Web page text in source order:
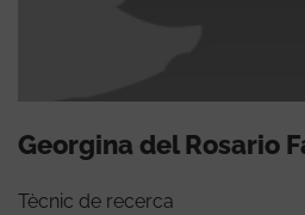
Georgina del Rosario
Tècnic de recerca